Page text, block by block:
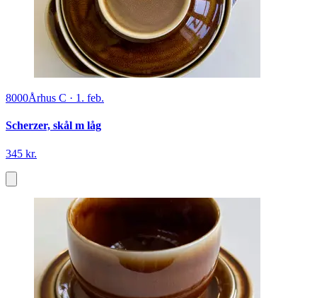
8000Århus C · 1. feb.
Scherzer, skål m låg
345 kr.